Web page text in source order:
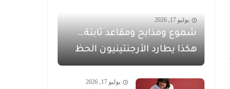
يوليو 17, 2026
شموع ومذابح ومقاعد ثابتة…
هكذا يطارد الأرجنتينيون الحظ
يوليو 17, 2026